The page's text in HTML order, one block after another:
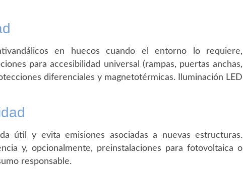
en huecos cuando el entorno lo requiere,
para accesibilidad universal (rampas, puertas anchas,
diferenciales y magnetotérmicas. Iluminación LED
útil y evita emisiones asociadas a nuevas estructuras.
y, opcionalmente, preinstalaciones para fotovoltaica o
responsable.